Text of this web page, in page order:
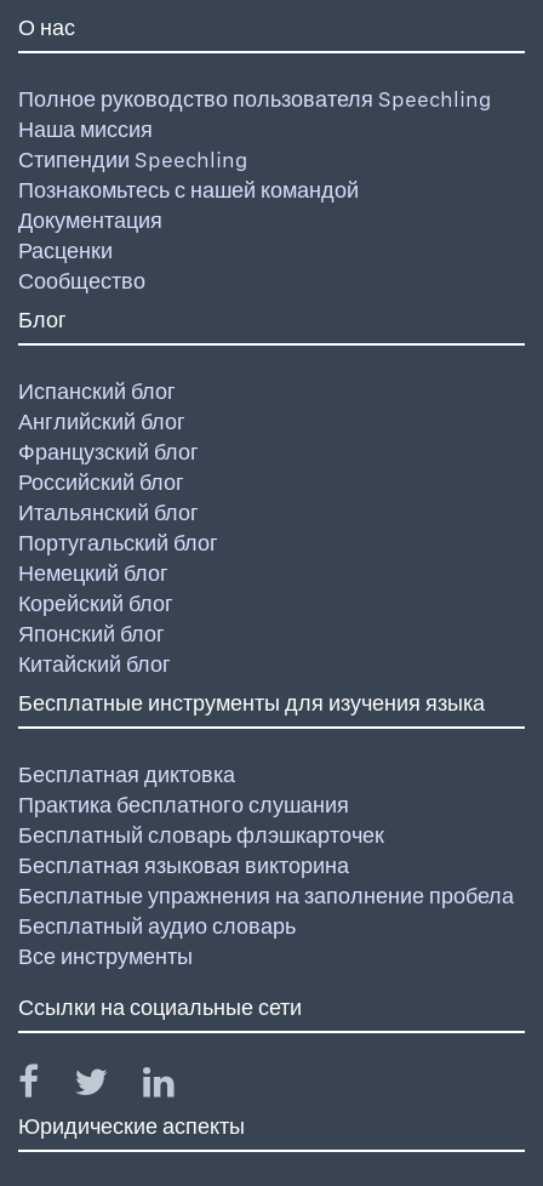
О нас
Полное руководство пользователя Speechling
Наша миссия
Стипендии Speechling
Познакомьтесь с нашей командой
Документация
Расценки
Сообщество
Блог
Испанский блог
Английский блог
Французский блог
Российский блог
Итальянский блог
Португальский блог
Немецкий блог
Корейский блог
Японский блог
Китайский блог
Бесплатные инструменты для изучения языка
Бесплатная диктовка
Практика бесплатного слушания
Бесплатный словарь флэшкарточек
Бесплатная языковая викторина
Бесплатные упражнения на заполнение пробела
Бесплатный аудио словарь
Все инструменты
Ссылки на социальные сети
Юридические аспекты